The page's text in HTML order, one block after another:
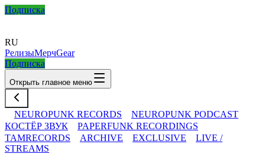
Подписка
RU
РелизыМерчGear
Подписка
Открыть главное меню
NEUROPUNK RECORDS
NEUROPUNK PODCAST
КОСТЁР ЗВУК
PAPERFUNK RECORDINGS
TAMRECORDS
ARCHIVE EXCLUSIVE
LIVE /
STREAMS